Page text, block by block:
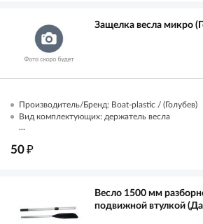
Защелка весла микро
Производитель/Бренд: Boat-plastic / (Голубев)
Вид комплектующих: держатель весла
...
50₽
Весло 1500 мм
подвижной втулкой